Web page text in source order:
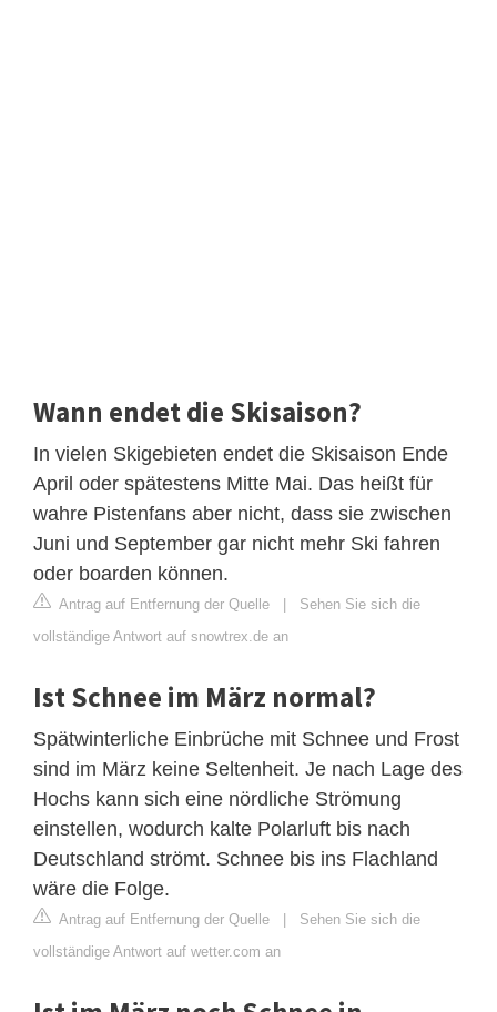
Wann endet die Skisaison?
In vielen Skigebieten endet die Skisaison Ende
April oder spätestens Mitte Mai. Das heißt für
wahre Pistenfans aber nicht, dass sie zwischen
Juni und September gar nicht mehr Ski fahren
oder boarden können.
Antrag auf Entfernung der Quelle | Sehen Sie sich die
vollständige Antwort auf snowtrex.de an
Ist Schnee im März normal?
Spätwinterliche Einbrüche mit Schnee und Frost
sind im März keine Seltenheit. Je nach Lage des
Hochs kann sich eine nördliche Strömung
einstellen, wodurch kalte Polarluft bis nach
Deutschland strömt. Schnee bis ins Flachland
wäre die Folge.
Antrag auf Entfernung der Quelle | Sehen Sie sich die
vollständige Antwort auf wetter.com an